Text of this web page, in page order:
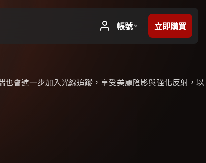
也會進一步加入光線追蹤，享受美麗陰影與強化反射，以